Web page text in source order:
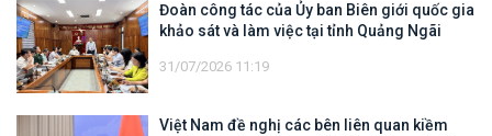
Đoàn công tác của Ủy ban Biên giới quốc gia
khảo sát và làm việc tại tỉnh Quảng Ngãi
31/07/2026 11:19
Việt Nam đề nghị các bên liên quan kiềm